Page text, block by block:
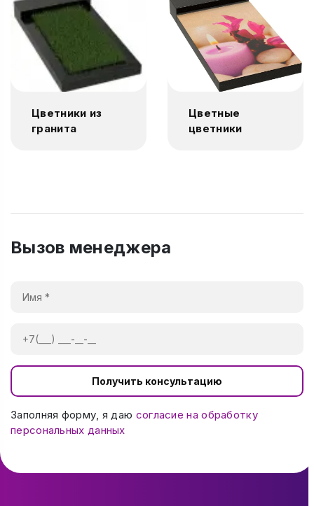
Цветники из
гранита
Цветные
цветники
Вызов менеджера
Получить консультацию
Заполняя форму, я даю согласие на обработку
персональных данных